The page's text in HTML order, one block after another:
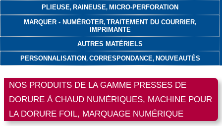
PLIEUSE, RAINEUSE, MICRO-PERFORATION
MARQUER - NUMÉROTER,TRAITEMENT DU COURRIER,
IMPRIMANTE
AUTRES MATÉRIELS
PERSONNALISATION, CORRESPONDANCE, NOUVEAUTÉS
NOS PRODUITS DE LA GAMME PRESSES DE
DORURE À CHAUD NUMÉRIQUES, MACHINE POUR
LA DORURE FOIL, MARQUAGE NUMÉRIQUE